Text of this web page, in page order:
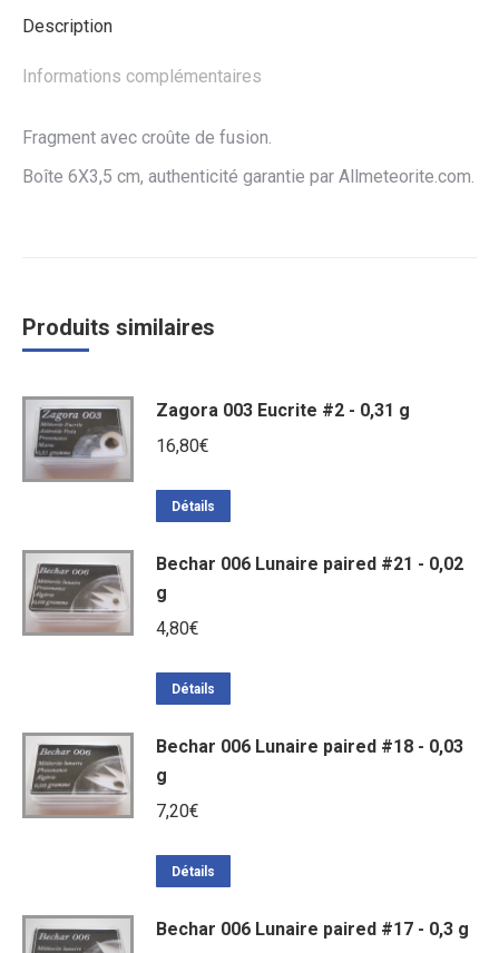
Description
Informations complémentaires
Fragment avec croûte de fusion.
Boîte 6X3,5 cm, authenticité garantie par Allmeteorite.com.
Produits similaires
Zagora 003 Eucrite #2 - 0,31 g
16,80€
Détails
Bechar 006 Lunaire paired #21 - 0,02
g
4,80€
Détails
Bechar 006 Lunaire paired #18 - 0,03
g
7,20€
Détails
Bechar 006 Lunaire paired #17 - 0,3 g